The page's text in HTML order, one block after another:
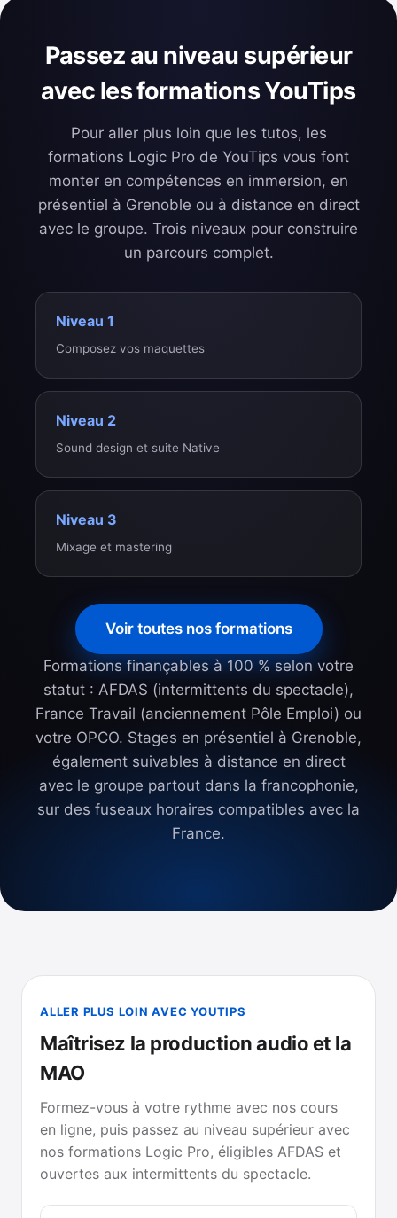
Passez au niveau supérieur
avec les formations YouTips
Pour aller plus loin que les tutos, les
formations Logic Pro de YouTips vous font
monter en compétences en immersion, en
présentiel à Grenoble ou à distance en direct
avec le groupe. Trois niveaux pour construire
un parcours complet.
Niveau 1
Composez vos maquettes
Niveau 2
Sound design et suite Native
Niveau 3
Mixage et mastering
Voir toutes nos formations
Formations finançables à 100 % selon votre
statut : AFDAS (intermittents du spectacle),
France Travail (anciennement Pôle Emploi) ou
votre OPCO. Stages en présentiel à Grenoble,
également suivables à distance en direct
avec le groupe partout dans la francophonie,
sur des fuseaux horaires compatibles avec la
France.
ALLER PLUS LOIN AVEC YOUTIPS
Maîtrisez la production audio et la
MAO
Formez-vous à votre rythme avec nos cours
en ligne, puis passez au niveau supérieur avec
nos formations Logic Pro, éligibles AFDAS et
ouvertes aux intermittents du spectacle.